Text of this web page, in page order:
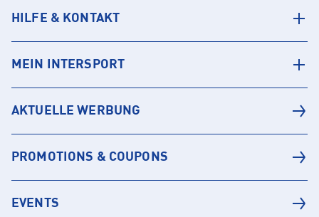
HILFE & KONTAKT
MEIN INTERSPORT
AKTUELLE WERBUNG
PROMOTIONS & COUPONS
EVENTS